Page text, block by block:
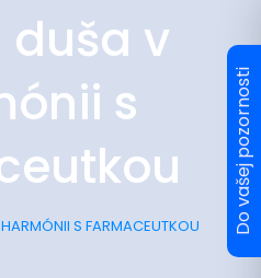
duša v
s
S FARMACEUTKOU